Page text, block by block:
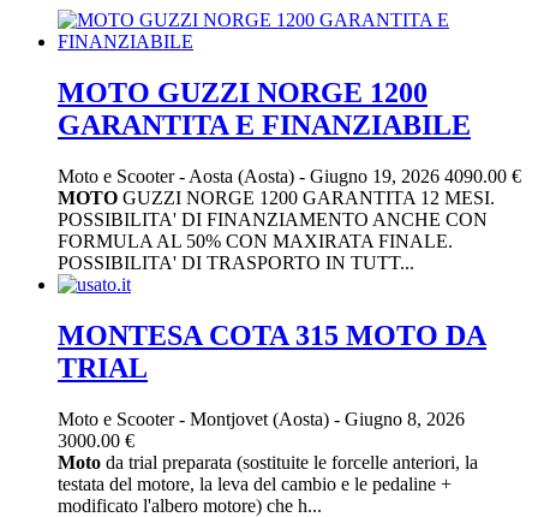
MOTO GUZZI NORGE 1200
GARANTITA E FINANZIABILE
Moto e Scooter- Aosta (Aosta) - Giugno 19, 2026 4090.00 €
MOTO GUZZI NORGE 1200 GARANTITA 12 MESI.
POSSIBILITA' DI FINANZIAMENTO ANCHE CON
FORMULA AL 50% CON MAXIRATA FINALE.
POSSIBILITA' DI TRASPORTO IN TUTT...
MONTESA COTA 315 MOTO DA
TRIAL
Moto e Scooter- Montjovet (Aosta) - Giugno 8, 2026
3000.00 €
Moto da trial preparata (sostituite le forcelle anteriori, la
testata del motore, la leva del cambio e le pedaline +
modificato l'albero motore) che h...